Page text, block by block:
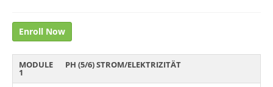
Enroll Now
MODULE
1
PH (5/6) STROM/ELEKTRIZITÄT